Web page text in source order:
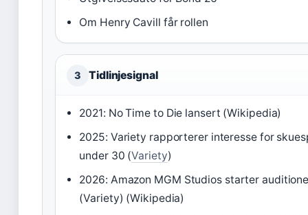
Om Henry Cavill får rollen
3 Tidlinjesignal
2021: No Time to Die lansert (Wikipedia)
2025: Variety rapporterer interesse for
under 30 (Variety)
2026: Amazon MGM Studios starter
(Variety) (Wikipedia)